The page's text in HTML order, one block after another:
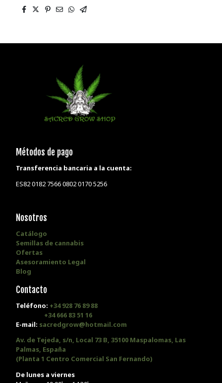
Métodos de pago
Transferencia bancaria a la cuenta:
ES82 0182 7566 0802 0170 5256
Nosotros
Catálogo
Semillas de cannabis
Ofertas
Asesoramiento Legal
Blog
Contacto
Teléfono: +34 928 76 89 88
+34 666 83 51 16
E-mail: sacredgrow@hotmail.com
Av. de Tejeda, s/n, Local 73 B, 35100 Maspalomas, Las
Palmas, España
(Planta 1 Centro Comercial San Fernando)
De lunes a viernes